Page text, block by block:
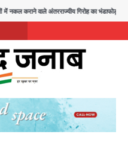
का भंडाफोड़, मास्टरमाइंड समेत 7 गिरफ्तार